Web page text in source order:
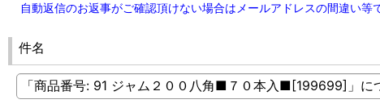
自動返信のお返事がご確認頂けない場合はメールアドレスの間違い
件名